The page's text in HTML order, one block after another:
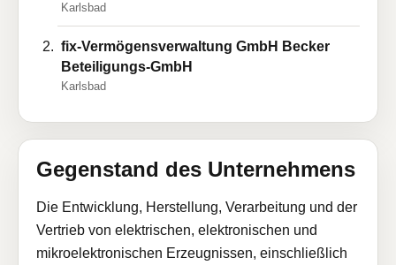
Karlsbad
fix-Vermögensverwaltung GmbH Becker
Beteiligungs-GmbH
Karlsbad
Gegenstand des Unternehmens
Die Entwicklung, Herstellung, Verarbeitung und der
Vertrieb von elektrischen, elektronischen und
mikroelektronischen Erzeugnissen, einschließlich